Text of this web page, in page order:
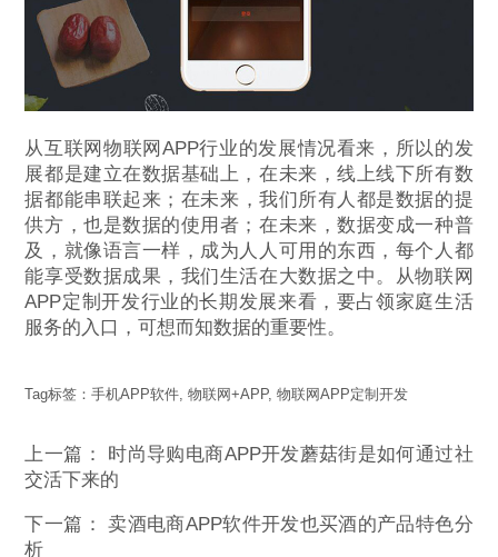
从互联网物联网APP行业的发展情况看来，所以的发
展都是建立在数据基础上，在未来，线上线下所有数
据都能串联起来；在未来，我们所有人都是数据的提
供方，也是数据的使用者；在未来，数据变成一种普
及，就像语言一样，成为人人可用的东西，每个人都
能享受数据成果，我们生活在大数据之中。从物联网
APP定制开发行业的长期发展来看，要占领家庭生活
服务的入口，可想而知数据的重要性。
Tag标签：手机APP软件 ,物联网+APP,物联网APP定制开发
上一篇： 时尚导购电商APP开发蘑菇街是如何通过社
交活下来的
下一篇：卖酒电商APP软件开发也买酒的产品特色分
析